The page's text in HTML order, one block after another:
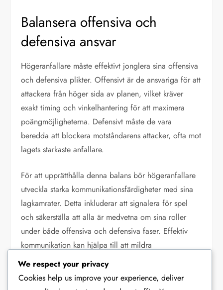
Balansera offensiva och
defensiva ansvar
Högeranfallare måste effektivt jonglera sina offensiva
och defensiva plikter. Offensivt är de ansvariga för att
attackera från höger sida av planen, vilket kräver
exakt timing och vinkelhantering för att maximera
poängmöjligheterna. Defensivt måste de vara
beredda att blockera motståndarens attacker, ofta mot
lagets starkaste anfallare.
För att upprätthålla denna balans bör högeranfallare
utveckla starka kommunikationsfärdigheter med sina
lagkamrater. Detta inkluderar att signalera för spel
och säkerställa att alla är medvetna om sina roller
under både offensiva och defensiva faser. Effektiv
kommunikation kan hjälpa till att mildra
timingproblem och förbättra den övergripande
lagkoordineringen.
We respect your privacy
Cookies help us improve your experience, deliver